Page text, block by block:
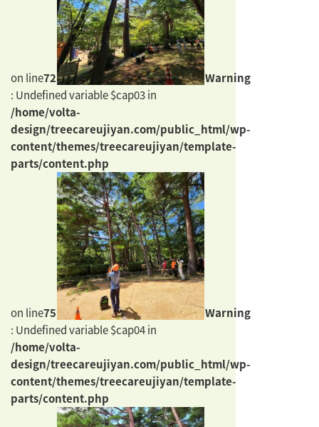
on line72
Warning
: Undefined variable $cap03 in
/home/volta-
design/treecareujiyan.com/public_html/wp-
content/themes/treecareujiyan/template-
parts/content.php
on line75
Warning
: Undefined variable $cap04 in
/home/volta-
design/treecareujiyan.com/public_html/wp-
content/themes/treecareujiyan/template-
parts/content.php